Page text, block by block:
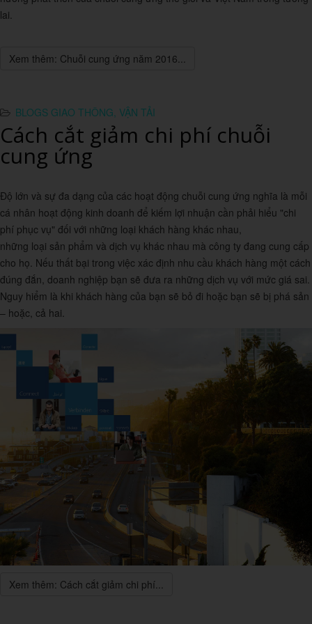
lai.
Xem thêm: Chuỗi cung ứng năm 2016...
BLOGS GIAO THÔNG, VẬN TẢI
Cách cắt giảm chi phí chuỗi
cung ứng
Độ lớn và sự đa dạng của các hoạt động chuỗi cung ứng nghĩa là mỗi
cá nhân hoạt động kinh doanh để kiếm lợi nhuận cần phải hiểu "chi
phí phục vụ" đối với những loại khách hàng khác nhau,
những loại sản phẩm và dịch vụ khác nhau mà công ty đang cung cấp
cho họ. Nếu thất bại trong việc xác định nhu cầu khách hàng một cách
đúng đắn, doanh nghiệp bạn sẽ đưa ra những dịch vụ với mức giá sai.
Nguy hiểm là khi khách hàng của bạn sẽ bỏ đi hoặc bạn sẽ bị phá sản
– hoặc, cả hai.
Xem thêm: Cách cắt giảm chi phí...